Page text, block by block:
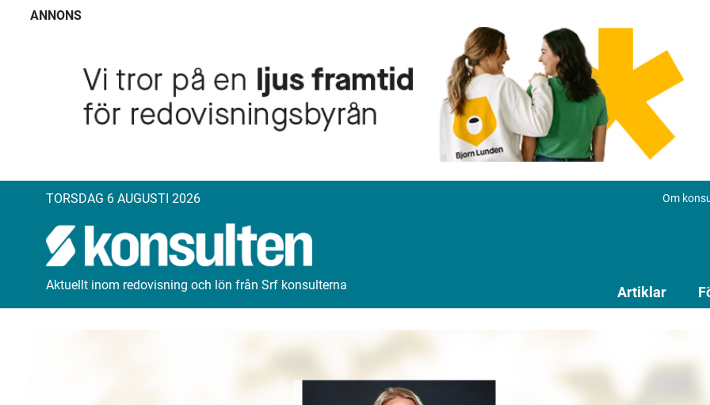
ANNONS
TORSDAG 6 AUGUSTI 2026 Om
Aktuellt inom redovisning och lön från Srf konsulterna Artiklar